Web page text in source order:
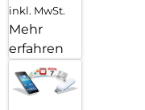
inkl. MwSt.
Mehr
erfahren